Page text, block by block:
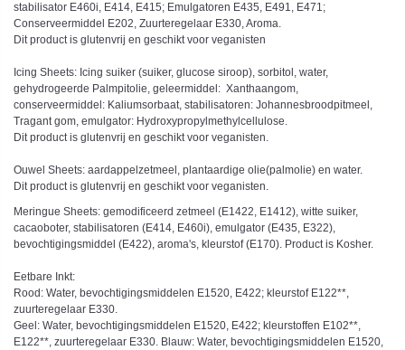
stabilisator E460i, E414, E415; Emulgatoren E435, E491, E471;
Conserveermiddel E202, Zuurteregelaar E330, Aroma.
Dit product is glutenvrij en geschikt voor veganisten
Icing Sheets: Icing suiker (suiker, glucose siroop), sorbitol, water,
gehydrogeerde Palmpitolie, geleermiddel: Xanthaangom,
conserveermiddel: Kaliumsorbaat, stabilisatoren: Johannesbroodpitmeel,
Tragant gom, emulgator: Hydroxypropylmethylcellulose.
Dit product is glutenvrij en geschikt voor veganisten.
Ouwel Sheets: aardappelzetmeel, plantaardige olie(palmolie) en water.
Dit product is glutenvrij en geschikt voor veganisten.
Meringue Sheets: gemodificeerd zetmeel (E1422, E1412), witte suiker,
cacaoboter, stabilisatoren (E414, E460i), emulgator (E435, E322),
bevochtigingsmiddel (E422), aroma's, kleurstof (E170). Product is Kosher.
Eetbare Inkt:
Rood: Water, bevochtigingsmiddelen E1520, E422; kleurstof E122**,
zuurteregelaar E330.
Geel: Water, bevochtigingsmiddelen E1520, E422; kleurstoffen E102**,
E122**, zuurteregelaar E330. Blauw: Water, bevochtigingsmiddelen E1520,